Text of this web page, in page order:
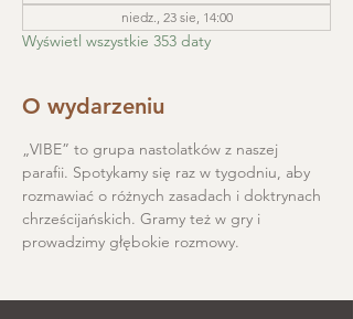
niedz., 23 sie, 14:00
Wyświetl wszystkie 353 daty
O wydarzeniu
„VIBE” to grupa nastolatków z naszej
parafii. Spotykamy się raz w tygodniu, aby
rozmawiać o różnych zasadach i doktrynach
chrześcijańskich. Gramy też w gry i
prowadzimy głębokie rozmowy.